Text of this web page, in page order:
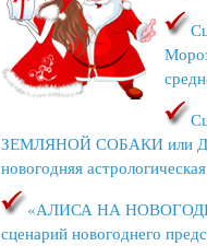
ЗЕМЛЯНОЙ СОБАКИ или
новогодняя
«АЛИСА НА
сценарий новогоднего